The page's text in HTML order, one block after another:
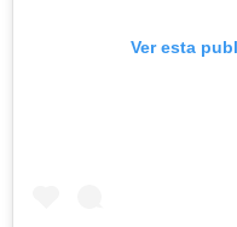
Ver esta